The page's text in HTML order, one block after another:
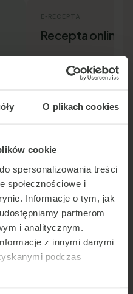
O plikach cookies
cookie
spersonalizowania treści
społecznościowe i
Informacje o tym, jak
partnerom
i analitycznym.
z innymi danymi
podczas
E-RECEPTA
Recepta online
Nowa recepta lub
leków bez wizyty osobiście.